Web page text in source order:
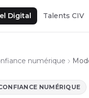
Digital Talents CIV
numérique
NUMÉRIQUE